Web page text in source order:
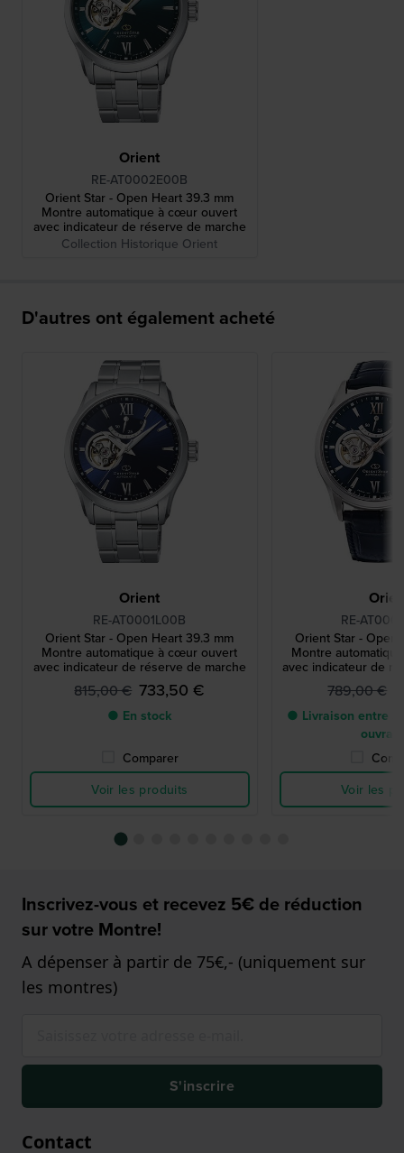
Orient
RE-AT0002E00B
Orient Star - Open Heart 39.3 mm
Montre automatique à cœur ouvert
avec indicateur de réserve de marche
Collection Historique Orient
D'autres ont également acheté
Orient
RE-AT0001L00B
Orient Star - Open Heart 39.3 mm
Montre automatique à cœur ouvert
avec indicateur de réserve de marche
815,00 € 733,50 €
● En stock
Comparer
Voir les produits
RE-
Orient Star - Open
Montre
avec indicateur de
789,00 €
● Livraison entre
Voir les
Inscrivez-vous et recevez 5€ de réduction
sur votre Montre!
A dépenser à partir de 75€,- (uniquement sur
les montres)
S'inscrire
Contact